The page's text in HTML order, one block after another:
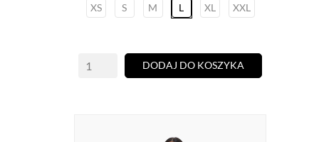
XS S M L XL XXL
DODAJ DO KOSZYKA